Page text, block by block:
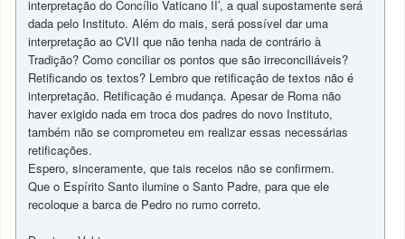
interpretação do Concílio Vaticano II’, a qual supostamente será
dada pelo Instituto. Além do mais, será possível dar uma
interpretação ao CVII que não tenha nada de contrário à
Tradição? Como conciliar os pontos que são irreconciliáveis?
Retificando os textos? Lembro que retificação de textos não é
interpretação. Retificação é mudança. Apesar de Roma não
haver exigido nada em troca dos padres do novo Instituto,
também não se comprometeu em realizar essas necessárias
retificações.
Espero, sinceramente, que tais receios não se confirmem.
Que o Espírito Santo ilumine o Santo Padre, para que ele
recoloque a barca de Pedro no rumo correto.